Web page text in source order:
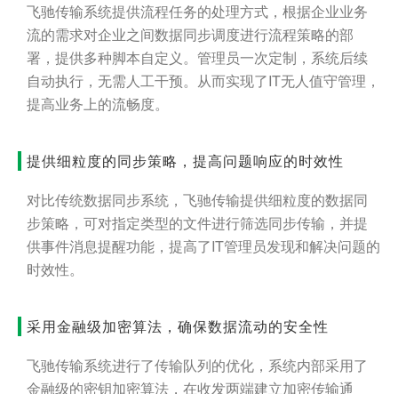
飞驰传输系统提供流程任务的处理方式，根据企业业务
流的需求对企业之间数据同步调度进行流程策略的部
署，提供多种脚本自定义。管理员一次定制，系统后续
自动执行，无需人工干预。从而实现了IT无人值守管理，
提高业务上的流畅度。
提供细粒度的同步策略，提高问题响应的时效性
对比传统数据同步系统，飞驰传输提供细粒度的数据同
步策略，可对指定类型的文件进行筛选同步传输，并提
供事件消息提醒功能，提高了IT管理员发现和解决问题的
时效性。
采用金融级加密算法，确保数据流动的安全性
飞驰传输系统进行了传输队列的优化，系统内部采用了
金融级的密钥加密算法，在收发两端建立加密传输通